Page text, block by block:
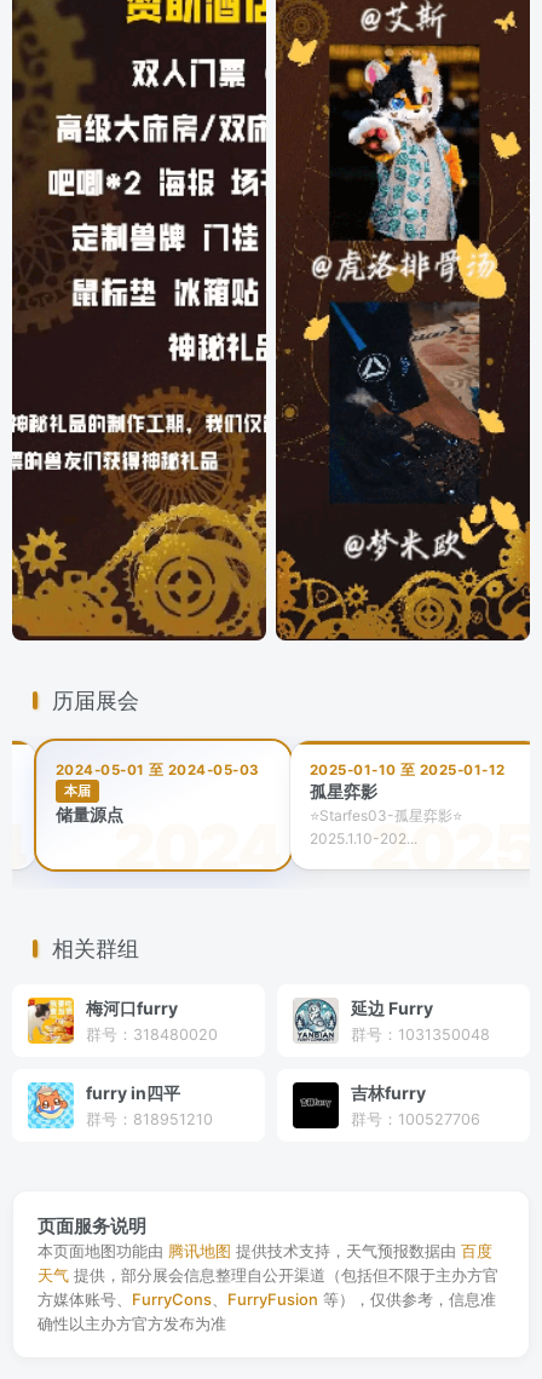
历届展会
2024-05-01 至 2024-05-03
本届
储量源点
2025-01-10 至 2025-01-12
孤星弈影
⭐Starfes03-孤星弈影⭐
2025.1.10-202...
相关群组
梅河口furry
群号：318480020
延边 Furry
群号：1031350048
furry in四平
群号：818951210
吉林furry
群号：100527706
页面服务说明
本页面地图功能由 腾讯地图 提供技术支持，天气预报数据由 百度
天气 提供，部分展会信息整理自公开渠道（包括但不限于主办方官
方媒体账号、 FurryCons、 FurryFusion 等），仅供参考，信息准
确性以主办方官方发布为准